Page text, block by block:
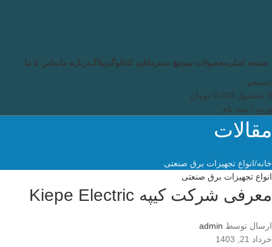
صفحه اصلیمحصولات سوئیچ سنتر دانلود کاتالوگوبلاگدرباره ما تماس با ما
جستجو
0 محصول 0.000 تومان
ورود / ثبت نام
مقالات
خانه انواع تجهیزات برق صنعتی
انواع تجهیزات برق صنعتی
معرفی شرکت کیپه Kiepe Electric
ارسال توسط admin
خرداد 21, 1403